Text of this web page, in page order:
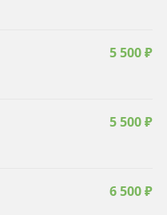
5 500 ₽
5 500 ₽
6 500 ₽